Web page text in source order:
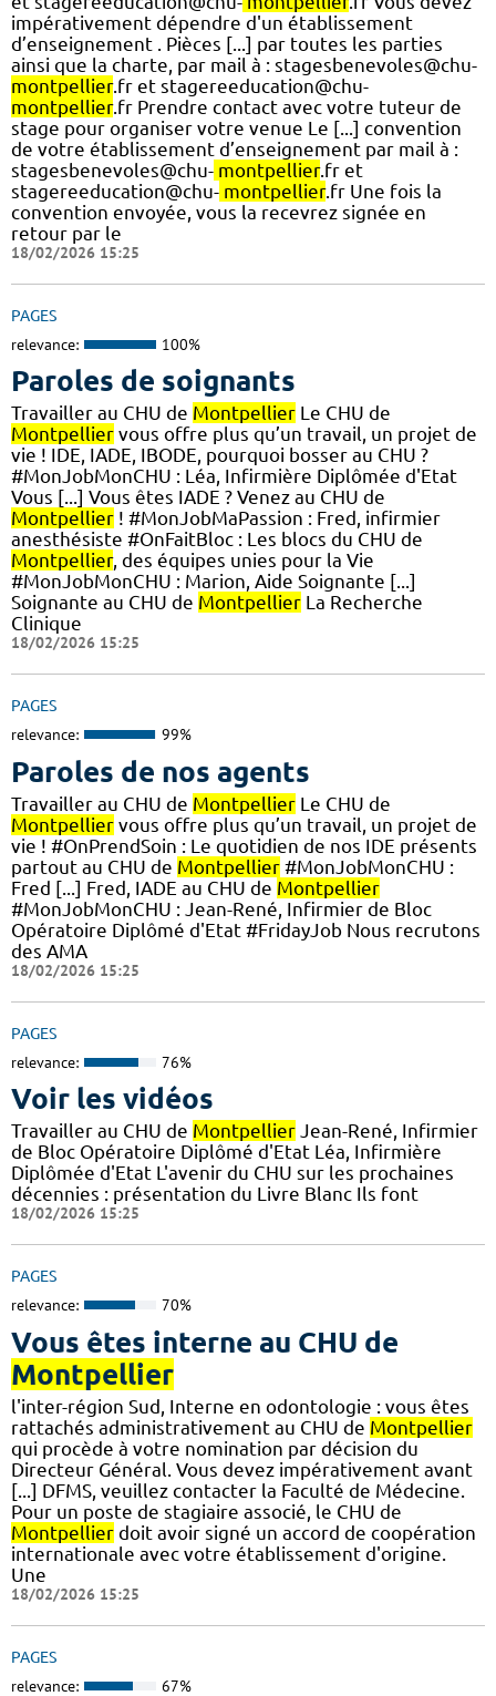
impérativement dépendre d'un établissement
d’enseignement . Pièces [...] par toutes les parties
ainsi que la charte, par mail à : stagesbenevoles@chu-
montpellier.fr et stagereeducation@chu-
montpellier.fr Prendre contact avec votre tuteur de
stage pour organiser votre venue Le [...] convention
de votre établissement d’enseignement par mail à :
stagesbenevoles@chu- montpellier.fr et
stagereeducation@chu- montpellier.fr Une fois la
convention envoyée, vous la recevrez signée en
retour par le
18/02/2026 15:25
PAGES
relevance: 100%
Paroles de soignants
Travailler au CHU de Montpellier Le CHU de
Montpellier vous offre plus qu’un travail, un projet de
vie ! IDE, IADE, IBODE, pourquoi bosser au CHU ?
#MonJobMonCHU : Léa, Infirmière Diplômée d'Etat
Vous [...] Vous êtes IADE ? Venez au CHU de
Montpellier ! #MonJobMaPassion : Fred, infirmier
anesthésiste #OnFaitBloc : Les blocs du CHU de
Montpellier, des équipes unies pour la Vie
#MonJobMonCHU : Marion, Aide Soignante [...]
Soignante au CHU de Montpellier La Recherche
Clinique
18/02/2026 15:25
PAGES
relevance: 99%
Paroles de nos agents
Travailler au CHU de Montpellier Le CHU de
Montpellier vous offre plus qu’un travail, un projet de
vie ! #OnPrendSoin : Le quotidien de nos IDE présents
partout au CHU de Montpellier #MonJobMonCHU :
Fred [...] Fred, IADE au CHU de Montpellier
#MonJobMonCHU : Jean-René, Infirmier de Bloc
Opératoire Diplômé d'Etat #FridayJob Nous recrutons
des AMA
18/02/2026 15:25
PAGES
relevance: 76%
Voir les vidéos
Travailler au CHU de Montpellier Jean-René, Infirmier
de Bloc Opératoire Diplômé d'Etat Léa, Infirmière
Diplômée d'Etat L'avenir du CHU sur les prochaines
décennies : présentation du Livre Blanc Ils font
18/02/2026 15:25
PAGES
relevance: 70%
Vous êtes interne au CHU de
Montpellier
l'inter-région Sud, Interne en odontologie : vous êtes
rattachés administrativement au CHU de Montpellier
qui procède à votre nomination par décision du
Directeur Général. Vous devez impérativement avant
[...] DFMS, veuillez contacter la Faculté de Médecine.
Pour un poste de stagiaire associé, le CHU de
Montpellier doit avoir signé un accord de coopération
internationale avec votre établissement d'origine.
Une
18/02/2026 15:25
PAGES
relevance: 67%